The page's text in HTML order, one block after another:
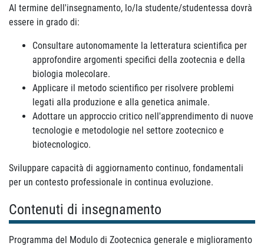
Al termine dell'insegnamento, lo/la studente/studentessa dovrà
essere in grado di:
Consultare autonomamente la letteratura scientifica per
approfondire argomenti specifici della zootecnia e della
biologia molecolare.
Applicare il metodo scientifico per risolvere problemi
legati alla produzione e alla genetica animale.
Adottare un approccio critico nell'apprendimento di nuove
tecnologie e metodologie nel settore zootecnico e
biotecnologico.
Sviluppare capacità di aggiornamento continuo, fondamentali
per un contesto professionale in continua evoluzione.
Contenuti di insegnamento
Programma del Modulo di Zootecnica generale e miglioramento